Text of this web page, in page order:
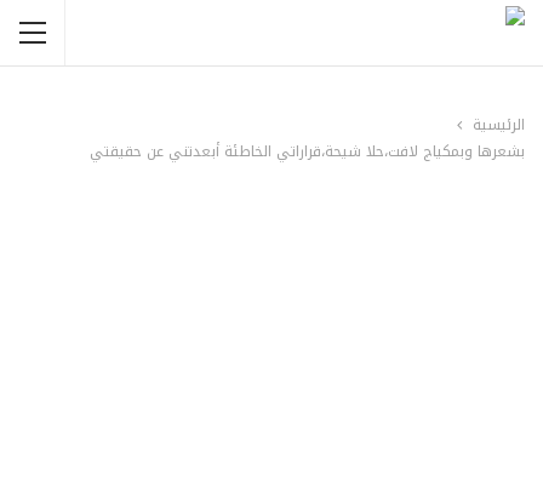
الرئيسية
بشعرها وبمكياج لافت،حلا شيحة،قراراتي الخاطئة أبعدتني عن حقيقتي